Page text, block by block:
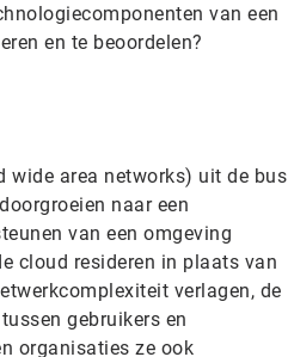
van een
en te beoordelen?
wide area networks) uit de bus
naar een
van een omgeving
cloud resideren in plaats van
verlagen, de
gebruikers en
organisaties ze ook